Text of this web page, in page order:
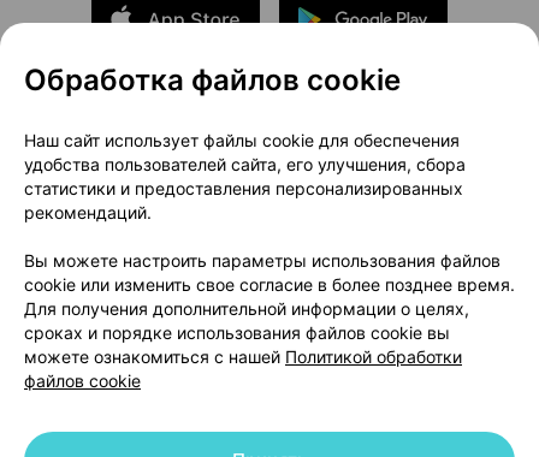
О проекте
Новости проекта
Размещение рекламы
Медицинский маркетинг
Публичный договор
Доставка
Способы оплаты
Вакансии
Партнеры
Написать руководителю 103.by
Написать в поддержку
Персональные настройки Cookie
Обработка файлов cookie
Наш сайт использует файлы cookie для обеспечения
удобства пользователей сайта, его улучшения, сбора
статистики и предоставления персонализированных
рекомендаций.
Вы можете настроить параметры использования файлов
cookie или изменить свое согласие в более позднее время.
Для получения дополнительной информации о целях,
сроках и порядке использования файлов cookie вы
можете ознакомиться с нашей Политикой обработки
файлов cookie